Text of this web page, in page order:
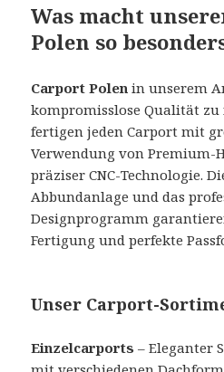
Was macht
Polen so
Carport Polen in unserem
kompromisslose Qualität zu
fertigen jeden Carport mit
Verwendung von
präziser CNC-Technologie.
Abbundanlage und das
Designprogramm
Fertigung und perfekte
Unser Carport-
Einzelcarports – Eleganter